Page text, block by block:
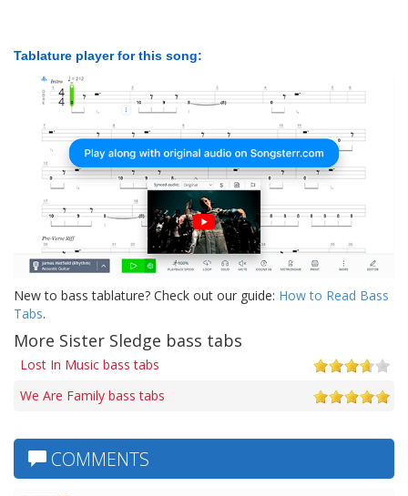
Tablature player for this song:
New to bass tablature? Check out our guide: How to Read Bass
Tabs.
More Sister Sledge bass tabs
Lost In Music bass tabs
We Are Family bass tabs
COMMENTS